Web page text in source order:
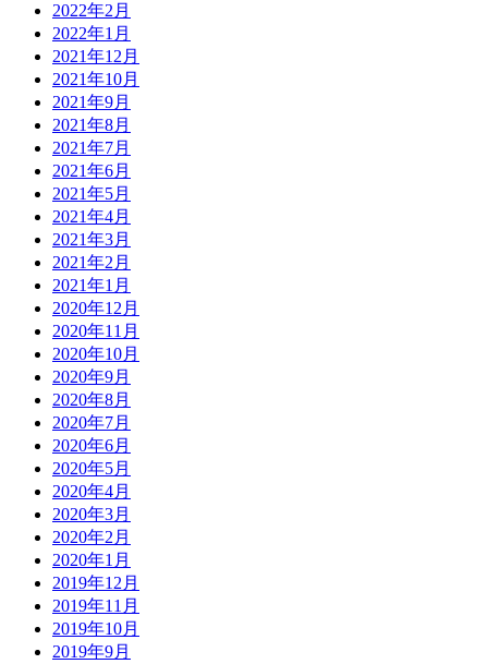
2022年2月
2022年1月
2021年12月
2021年10月
2021年9月
2021年8月
2021年7月
2021年6月
2021年5月
2021年4月
2021年3月
2021年2月
2021年1月
2020年12月
2020年11月
2020年10月
2020年9月
2020年8月
2020年7月
2020年6月
2020年5月
2020年4月
2020年3月
2020年2月
2020年1月
2019年12月
2019年11月
2019年10月
2019年9月